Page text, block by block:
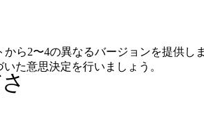
ら2〜4の異なるバージョンを提供し
た意思決定を行いましょう。